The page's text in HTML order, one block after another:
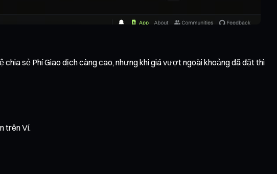
sẻ Phí Giao dịch càng cao, nhưng khi giá vượt ngoài khoảng đã đặt thì
trên Ví.